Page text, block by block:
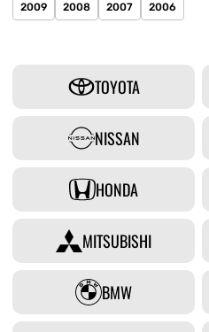
2009 2008 2007 2006
TOYOTA
NISSAN
HONDA
MITSUBISHI
BMW